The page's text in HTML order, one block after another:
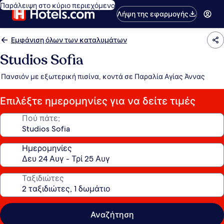
Παράλειψη στο κύριο περιεχόμενο
Λήψη της εφαρμογής
Εμφάνιση όλων των καταλυμάτων
Studios Sofia
Πανσιόν με εξωτερική πισίνα, κοντά σε Παραλία Αγίας Άννας
Επιλέξτε ημερομηνίες για να δείτε τιμές
Πού πάτε;
Ημερομηνίες
Ταξιδιώτες
Αναζήτηση